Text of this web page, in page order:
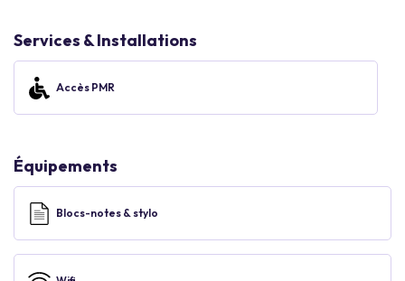
Services & Installations
Accès PMR
Équipements
Blocs-notes & stylo